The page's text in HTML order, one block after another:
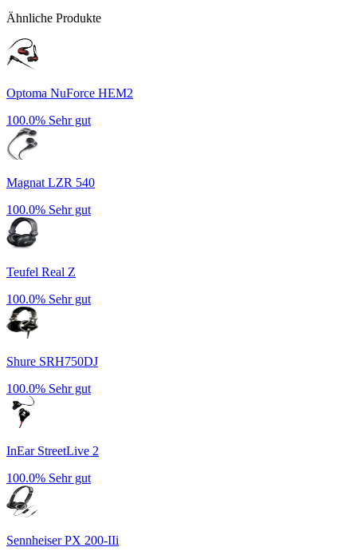
Ähnliche Produkte
Optoma NuForce HEM2
100.0% Sehr gut
Magnat LZR 540
100.0% Sehr gut
Teufel Real Z
100.0% Sehr gut
Shure SRH750DJ
100.0% Sehr gut
InEar StreetLive 2
100.0% Sehr gut
Sennheiser PX 200-IIi